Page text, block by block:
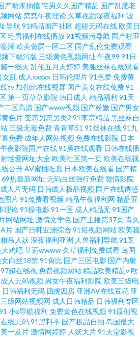
人人人乐 亚洲天堂av网 中文字幕91 91吃瓜福
亚洲自蔚 香蕉伊在线 无码不卡视频123 午夜老
美欧性观婷婷久久 日韩欧美有码在线
产喷浆抽搐宅男久久国产精品 国产乱肥老
网站 窝窝午夜理论 久草视频深夜福利 波
导航 91精品国产社区 超碰无码在线欧美日
宅男福利在线播放91视频污导航 国产啪亚
潮欧美肏屄一区二区 国产乱伦免费观看
下载污版 三级黄色视频网址 午夜99 91日
一线天 乱伦五月天婷婷 美腿丝袜在线观看
女乱 成人xxxxx 日韩伦理片91色爱免费黄
tv 加勒比在线视屏 国产美女在线免费91
第一页草草影院 韩日成人 精品福利 91天
二区高清 国产www视频 国产粉嫩 国产男女
色片变态另态另类2 91李宗精品 黑丝袜自
三级无毒免费青青草51 91丝袜在线91九
免费 成年人网站视频免费在线影院 日本
午夜影院国产在线91操在线观看 日韩在线播
性爱网址大全欧美社区第一页欧美在线视
线公开AV蜜桃吃瓜 日本欧美在线看 国产精
69热最新网址 无码白丝强行免费激情影院
成人片无码 日韩成人极品视频 国产在线诱惑
图片91免费看视频精品午夜福利网 精品亚
理论91操电影91一区 成人精品无91国产
网站网址 激情文学色 国产主播第37页青久
片 国产日韩亚洲综合 91短视频网站欧美骚
吊人妖 深夜福利亚洲 人兽福利导航 91叉
鸡吧草逼wwww 久草福利免费试看 岛国
女白丝18禁 91肏比 国产三区电影 国产内射
97超在线视免费视频网站精品欧美精品v欧
人无码视频 男女午夜福利影院 欧美三级电
日韩福利无码 四虎四房 亚洲AV在线豆花 亚
三级网站视频网 成人日韩精品 日韩福利专区
小x导航福利 免费黄色在线视频91原创视
线无码91黑料不 国产极品自拍 岛国最大
一及片激情网婷婷 人妖大片91天堂影视